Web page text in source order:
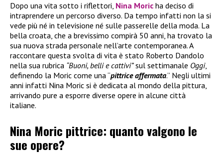
Dopo una vita sotto i riflettori, Nina Moric ha deciso di
intraprendere un percorso diverso. Da tempo infatti non la si
vede più né in televisione né sulle passerelle della moda. La
bella croata, che a brevissimo compirà 50 anni, ha trovato la
sua nuova strada personale nell’arte contemporanea. A
raccontare questa svolta di vita è stato Roberto Dandolo
nella sua rubrica “Buoni, belli e cattivi”sul settimanale Oggi,
definendo la Moric come una “pittrice affermata.” Negli ultimi
anni infatti Nina Moric si è dedicata al mondo della pittura,
arrivando pure a esporre diverse opere in alcune città
italiane.
Nina Moric pittrice: quanto valgono le
sue opere?